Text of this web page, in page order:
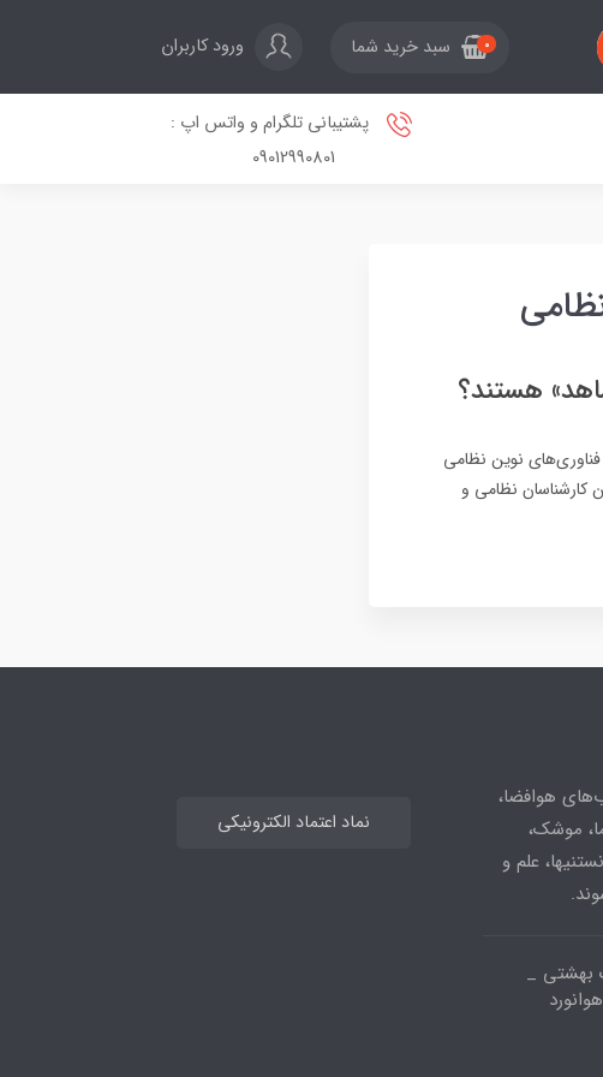
0 سبد خرید شما ورود کاربران
پشتیبانی تلگرام و واتس اپ :
09012990801
هستند؟
نوین نظامی
کارشناسان نظامی و
هوافضا،
موشک،
علم و
بهشتی _
نماد اعتماد الکترونیکی